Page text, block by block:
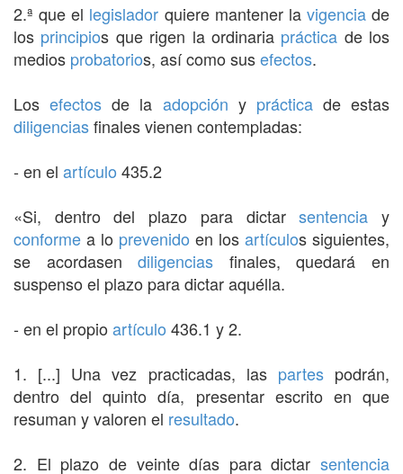
2.ª que el legislador quiere mantener la vigenciade
los principios que rigen la ordinaria práctica de los
medios probatorios, así como susefectos.
Losefectos de la adopción y prácticade estas
diligenciasfinales vienen contempladas:
- en el artículo 435.2
«Si, dentro del plazo para dictarsentencia y
conforme a lo prevenido en los artículos siguientes,
se acordasendiligencias finales, quedará en
suspenso el plazo para dictar aquélla.
- en el propio artículo 436.1 y 2.
1. [...] Una vez practicadas, las partespodrán,
dentro del quinto día, presentar escrito en que
resuman y valoren el resultado.
2. El plazo de veinte días para dictar sentencia